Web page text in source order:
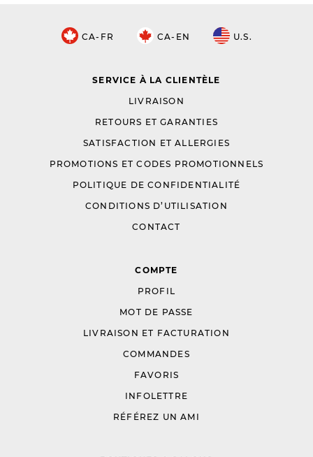
CA-FR CA-EN U.S.
SERVICE À LA CLIENTÈLE
LIVRAISON
RETOURS ET GARANTIES
SATISFACTION ET ALLERGIES
PROMOTIONS ET CODES PROMOTIONNELS
POLITIQUE DE CONFIDENTIALITÉ
CONDITIONS D’UTILISATION
CONTACT
COMPTE
PROFIL
MOT DE PASSE
LIVRAISON ET FACTURATION
COMMANDES
FAVORIS
INFOLETTRE
RÉFÉREZ UN AMI